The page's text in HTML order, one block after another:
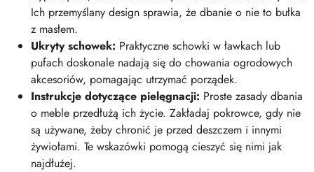
Ich przemyślany design sprawia, że dbanie o nie to bułka
z masłem.
Ukryty schowek: Praktyczne schowki w ławkach lub
pufach doskonale nadają się do chowania ogrodowych
akcesoriów, pomagając utrzymać porządek.
Instrukcje dotyczące pielęgnacji: Proste zasady dbania
o meble przedłużą ich życie. Zakładaj pokrowce, gdy nie
są używane, żeby chronić je przed deszczem i innymi
żywiołami. Te wskazówki pomogą cieszyć się nimi jak
najdłużej.